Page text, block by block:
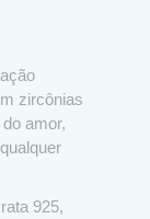
zircônias
amor,
925,